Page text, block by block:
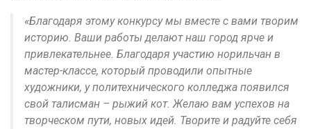
«Благодаря этому конкурсу мы вместе с вами творим
историю. Ваши работы делают наш город ярче и
привлекательнее. Благодаря участию норильчан в
мастер-классе, который проводили опытные
художники, у политехнического колледжа появился
свой талисман – рыжий кот. Желаю вам успехов на
творческом пути, новых идей. Творите и радуйте себя